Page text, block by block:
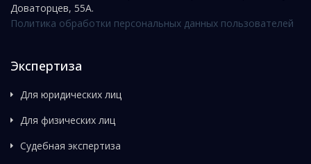
Доваторцев, 55А.
Политика обработки персональных данных пользователей
Экспертиза
Для юридических лиц
Для физических лиц
Судебная экспертиза